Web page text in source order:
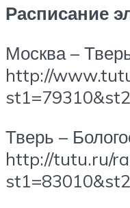
Расписание
Москва –
http://
Тверь –
http://tutu.ru/